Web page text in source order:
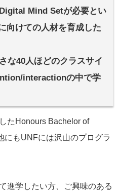
Mind Setが必要とい
向けての人材を育成した
な40人ほどのクラスサイ
interactionの中で学
たHonours Bachelor of
にもUNFには沢山のプログラ
進学したい方、ご興味のある